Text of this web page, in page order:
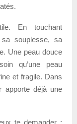
En touchant
souplesse, sa
Une peau douce
qu’une peau
et fragile. Dans
apporte déjà une
te demander :